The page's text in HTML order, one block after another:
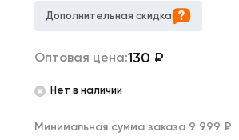
Дополнительная скидка
Оптовая цена:130 ₽
Нет в наличии
Минимальная сумма заказа 9 999 ₽